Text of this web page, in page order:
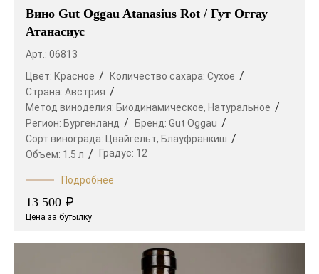
Вино Gut Oggau Atanasius Rot / Гут Оггау
Атанасиус
Арт.: 06813
Цвет: Красное Количество сахара: Сухое
Страна: Австрия
Метод виноделия: Биодинамическое, Натуральное
Регион: Бургенланд Бренд: Gut Oggau
Сорт винограда:
Цвайгельт, Блауфранкиш
Объем: 1.5 л Градус: 12
Подробнее
13 500 ₽
Цена за бутылку